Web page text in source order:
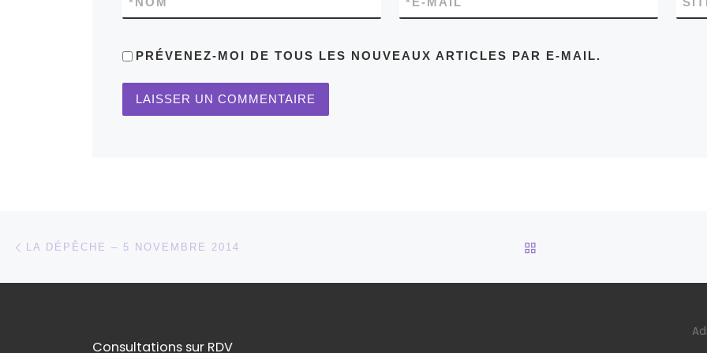
PRÉVENEZ-MOI DE TOUS LES NOUVEAUX ARTICLES PAR E-MAIL.
Parcourir les articles
LA DÉPÊCHE – 5 NOVEMBRE 2014
Consultations sur RDV